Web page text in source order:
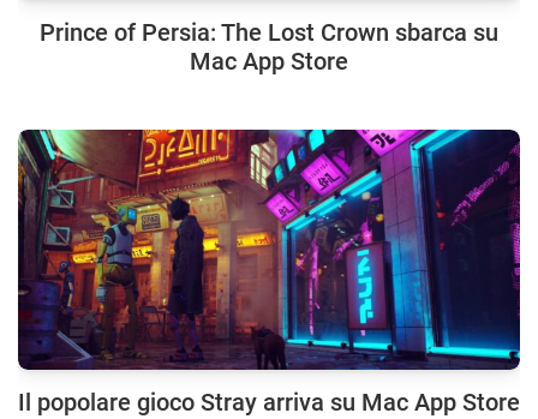
Prince of Persia: The Lost Crown sbarca su
Mac App Store
Il popolare gioco Stray arriva su Mac App Store